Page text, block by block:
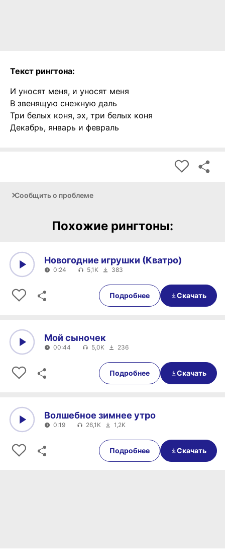
Текст рингтона:
И уносят меня, и уносят меня
В звенящую снежную даль
Три белых коня, эх, три белых коня
Декабрь, январь и февраль
Сообщить о проблеме
Похожие рингтоны:
0:24
Новогодние игрушки (Кватро)
0:24 5,1K 383
Подробнее Скачать
00:44
Мой сыночек
00:44 5,0K 236
Подробнее Скачать
0:19
Волшебное зимнее утро
0:19 26,1K 1,2K
Подробнее Скачать